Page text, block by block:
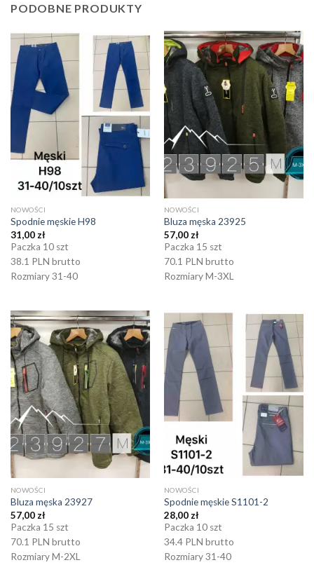
PODOBNE PRODUKTY
NOWOŚCI
Spodnie męskie H98
31,00 zł
Paczka 10 szt
38.1 PLN brutto
Rozmiary 31-40
NOWOŚCI
Bluza męska 23925
57,00 zł
Paczka 15 szt
70.1 PLN brutto
Rozmiary M-3XL
NOWOŚCI
Bluza męska 23927
57,00 zł
Paczka 15 szt
70.1 PLN brutto
Rozmiary M-2XL
NOWOŚCI
Spodnie męskie S1101-2
28,00 zł
Paczka 10 szt
34.4 PLN brutto
Rozmiary 31-40